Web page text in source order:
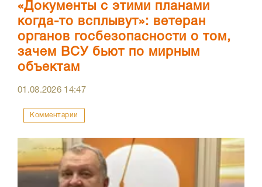
«Документы с этими планами
когда-то всплывут»: ветеран
органов госбезопасности о том,
зачем ВСУ бьют по мирным
объектам
01.08.2026 14:47
Комментарии